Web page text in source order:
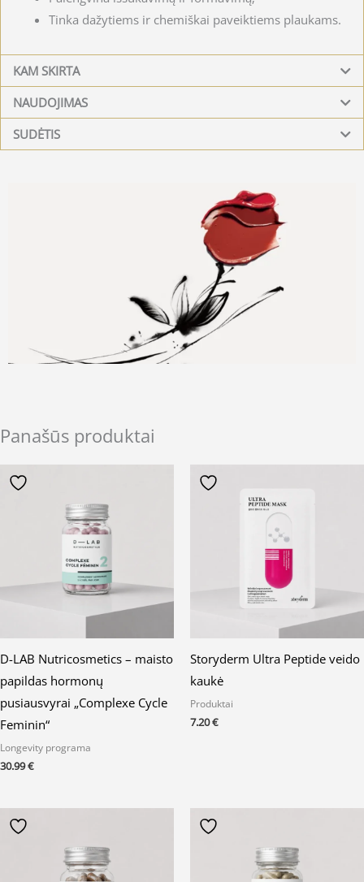
Tinka dažytiems ir chemiškai paveiktiems plaukams.
KAM SKIRTA
NAUDOJIMAS
SUDĖTIS
Panašūs produktai
D-LAB Nutricosmetics – maisto
papildas hormonų
pusiausvyrai „Complexe Cycle
Feminin“
Longevity programa
30.99€
Storyderm Ultra Peptide veido
kaukė
Produktai
7.20€